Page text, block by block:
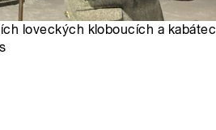
loveckých kloboucích a